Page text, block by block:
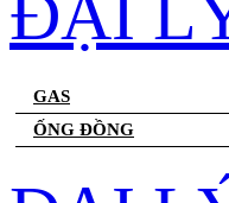
GAS
ỐNG ĐỒNG